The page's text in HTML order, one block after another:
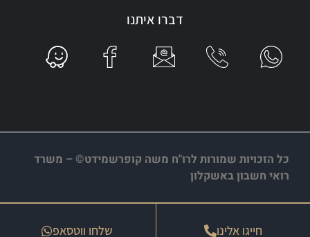
דברו איתנו
כל הזכויות שמורות לרו"ח משה קופרשמידט© – משרד
רואי חשבון באשקלון
חייגו אלינו שלחו ווטסאפ